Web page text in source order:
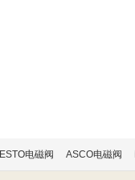
电磁阀 ASCO电磁阀